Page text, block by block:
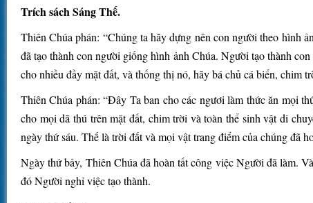
Trích sách Sáng Thế.
Thiên Chúa phán: “Chúng ta hãy dựng nên con người theo hình
đã tạo thành con người giống hình ảnh Chúa. Người tạo thành
cho nhiều đầy mặt đất, và thống thị nó, hãy bá chủ cá biển, chim
Thiên Chúa phán: “Ðây Ta ban cho các ngươi làm thức ăn mọi
cho mọi dã thú trên mặt đất, chim trời và toàn thể sinh vật di
ngày thứ sáu. Thế là trời đất và mọi vật trang điểm của chúng đã
Ngày thứ bảy, Thiên Chúa đã hoàn tất công việc Người đã làm.
đó Người nghỉ việc tạo thành.